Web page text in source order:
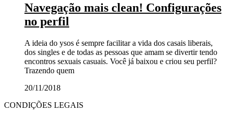
Navegação mais clean! Configurações
no perfil
A ideia do ysos é sempre facilitar a vida dos casais liberais,
dos singles e de todas as pessoas que amam se divertir tendo
encontros sexuais casuais. Você já baixou e criou seu perfil?
Trazendo quem
20/11/2018
CONDIÇÕES LEGAIS